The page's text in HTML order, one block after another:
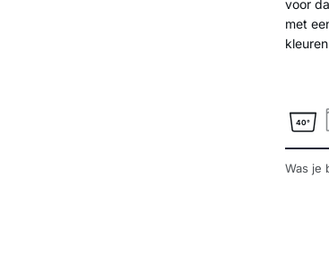
voor
met
40°
Was je